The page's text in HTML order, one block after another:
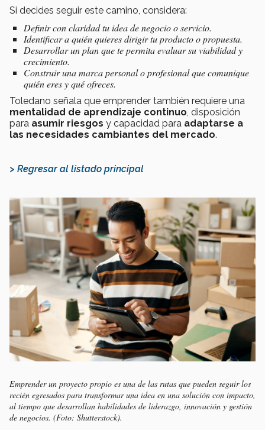
Si decides seguir este camino, considera:
Definir con claridad tu idea de negocio o servicio.
Identificar a quién quieres dirigir tu producto o propuesta.
Desarrollar un plan que te permita evaluar su viabilidad y
crecimiento.
Construir una marca personal o profesional que comunique
quién eres y qué ofreces.
Toledano señala que emprender también requiere una
mentalidad de aprendizaje continuo, disposición
para asumir riesgos y capacidad para adaptarse a
las necesidades cambiantes del mercado.
> Regresar al listado principal
Emprender un proyecto propio es una de las rutas que pueden seguir los
recién egresados para transformar una idea en una solución con impacto,
al tiempo que desarrollan habilidades de liderazgo, innovación y gestión
de negocios. (Foto: Shutterstock).